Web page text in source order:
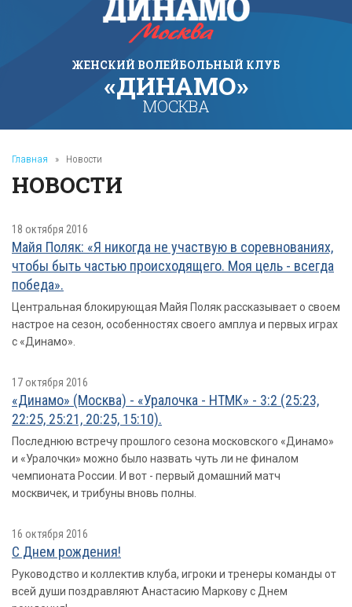
ЖЕНСКИЙ ВОЛЕЙБОЛЬНЫЙ КЛУБ
«ДИНАМО»
МОСКВА
Главная » Новости
НОВОСТИ
18 октября 2016
Майя Поляк: «Я никогда не участвую в соревнованиях,
чтобы быть частью происходящего. Моя цель - всегда
победа».
Центральная блокирующая Майя Поляк рассказывает о своем
настрое на сезон, особенностях своего амплуа и первых играх
с «Динамо».
17 октября 2016
«Динамо» (Москва) - «Уралочка - НТМК» - 3:2 (25:23,
22:25, 25:21, 20:25, 15:10).
Последнюю встречу прошлого сезона московского «Динамо»
и «Уралочки» можно было назвать чуть ли не финалом
чемпионата России. И вот - первый домашний матч
москвичек, и трибуны вновь полны.
16 октября 2016
С Днем рождения!
Руководство и коллектив клуба, игроки и тренеры команды от
всей души поздравляют Анастасию Маркову с Днем